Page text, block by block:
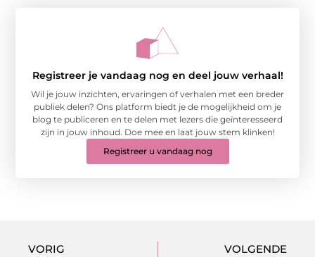
Registreer je vandaag nog en deel jouw verhaal!
Wil je jouw inzichten, ervaringen of verhalen met een breder
publiek delen? Ons platform biedt je de mogelijkheid om je
blog te publiceren en te delen met lezers die geïnteresseerd
zijn in jouw inhoud. Doe mee en laat jouw stem klinken!
Registreer u vandaag nog
VORIG VOLGENDE